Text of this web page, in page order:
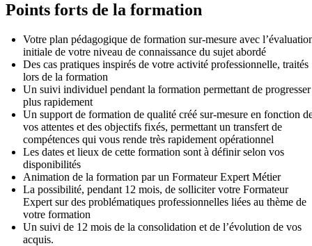
Points forts de la formation
Votre plan pédagogique de formation sur-mesure avec
initiale de votre niveau de connaissance du sujet abordé
Des cas pratiques inspirés de votre activité professionnelle, traités
lors de la formation
Un suivi individuel pendant la formation permettant de progresser
plus rapidement
Un support de formation de qualité créé sur-mesure en fonction
vos attentes et des objectifs fixés, permettant un transfert de
compétences qui vous rende très rapidement opérationnel
Les dates et lieux de cette formation sont à définir selon vos
disponibilités
Animation de la formation par un Formateur Expert Métier
La possibilité, pendant 12 mois, de solliciter votre Formateur
Expert sur des problématiques professionnelles liées au thème de
votre formation
Un suivi de 12 mois de la consolidation et de l’évolution de vos
acquis.